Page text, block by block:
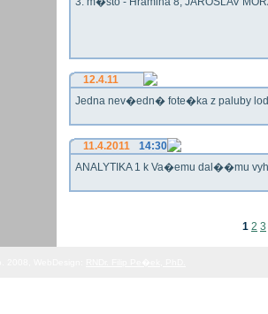
12.4.11
Jedna nev�edn� fote�ka z paluby
11.4.2011
14:30
ANALYTIKA 1 k Va�emu dal��mu
1 2 3